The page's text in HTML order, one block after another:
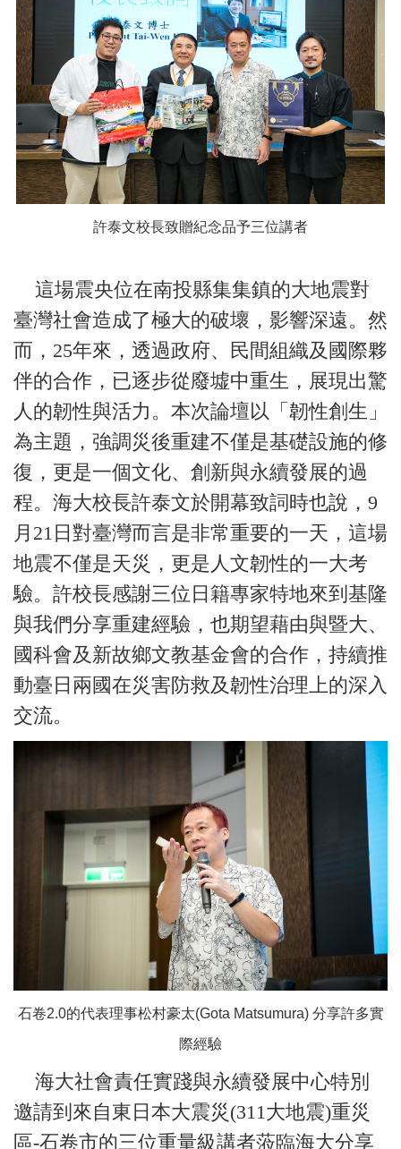
許泰文校長致贈紀念品予三位講者
這場震央位在南投縣集集鎮的大地震對
臺灣社會造成了極大的破壞，影響深遠。然
而，25年來，透過政府、民間組織及國際夥
伴的合作，已逐步從廢墟中重生，展現出驚
人的韌性與活力。本次論壇以「韌性創生」
為主題，強調災後重建不僅是基礎設施的修
復，更是一個文化、創新與永續發展的過
程。海大校長許泰文於開幕致詞時也說，9
月21日對臺灣而言是非常重要的一天，這場
地震不僅是天災，更是人文韌性的一大考
驗。許校長感謝三位日籍專家特地來到基隆
與我們分享重建經驗，也期望藉由與暨大、
國科會及新故鄉文教基金會的合作，持續推
動臺日兩國在災害防救及韌性治理上的深入
交流。
石卷2.0的代表理事松村豪太(Gota Matsumura) 分享許多實
際經驗
海大社會責任實踐與永續發展中心特別
邀請到來自東日本大震災(311大地震)重災
區-石卷市的三位重量級講者蒞臨海大分享